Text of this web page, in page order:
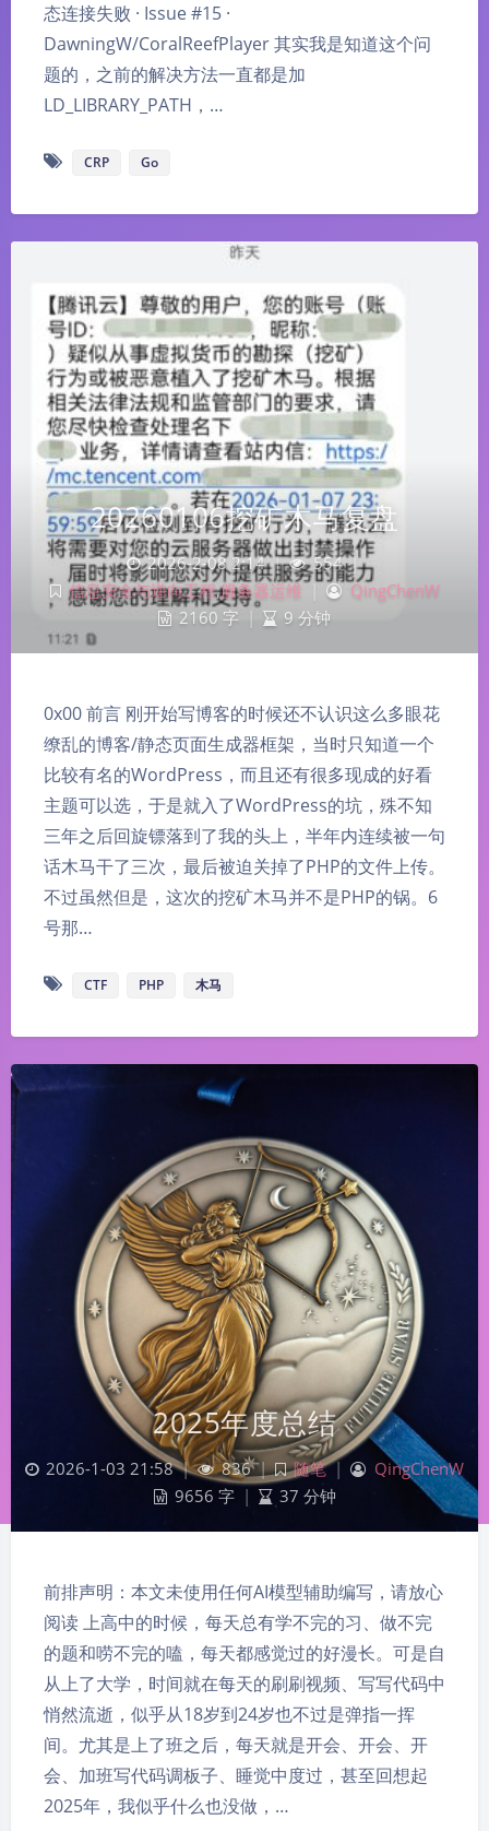
态连接失败 · Issue #15 ·
DawningW/CoralReefPlayer 其实我是知道这个问
题的，之前的解决方法一直都是加
LD_LIBRARY_PATH，…
CRP Go
20260106挖矿木马复盘
2026-2-08 2:14 | 554 |
信息安全与逆向工程,服务器运维
QingChenW
2160 字
9 分钟
0x00 前言 刚开始写博客的时候还不认识这么多眼花
缭乱的博客/静态页面生成器框架，当时只知道一个
比较有名的WordPress，而且还有很多现成的好看
主题可以选，于是就入了WordPress的坑，殊不知
三年之后回旋镖落到了我的头上，半年内连续被一句
话木马干了三次，最后被迫关掉了PHP的文件上传。
不过虽然但是，这次的挖矿木马并不是PHP的锅。6
号那…
CTF PHP 木马
2025年度总结
2026-1-03 21:58 | 836 | 随笔 |
QingChenW
9656 字 | 37 分钟
前排声明：本文未使用任何AI模型辅助编写，请放心
阅读 上高中的时候，每天总有学不完的习、做不完
的题和唠不完的嗑，每天都感觉过的好漫长。可是自
从上了大学，时间就在每天的刷刷视频、写写代码中
悄然流逝，似乎从18岁到24岁也不过是弹指一挥
间。尤其是上了班之后，每天就是开会、开会、开
会、加班写代码调板子、睡觉中度过，甚至回想起
2025年，我似乎什么也没做，…